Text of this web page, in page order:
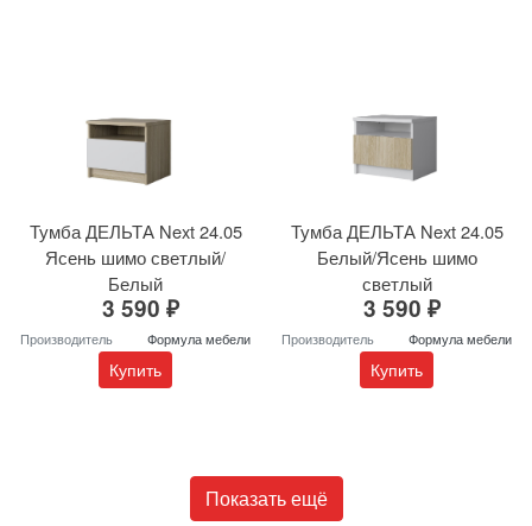
Тумба ДЕЛЬТА Next 24.05
Ясень шимо светлый/
Белый
3 590 ₽
Производитель Формула мебели
Купить
Тумба ДЕЛЬТА Next 24.05
Белый/Ясень шимо
светлый
3 590 ₽
Производитель Формула мебели
Купить
Показать ещё